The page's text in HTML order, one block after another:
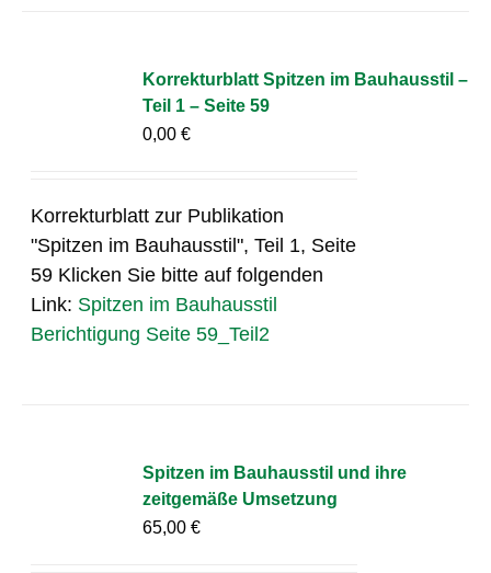
Korrekturblatt Spitzen im Bauhausstil –
Teil 1 – Seite 59
0,00€
Korrekturblatt zur Publikation
"Spitzen im Bauhausstil", Teil 1, Seite
59 Klicken Sie bitte auf folgenden
Link: Spitzen im Bauhausstil
Berichtigung Seite 59_Teil2
Spitzen im Bauhausstil und ihre
zeitgemäße Umsetzung
65,00€